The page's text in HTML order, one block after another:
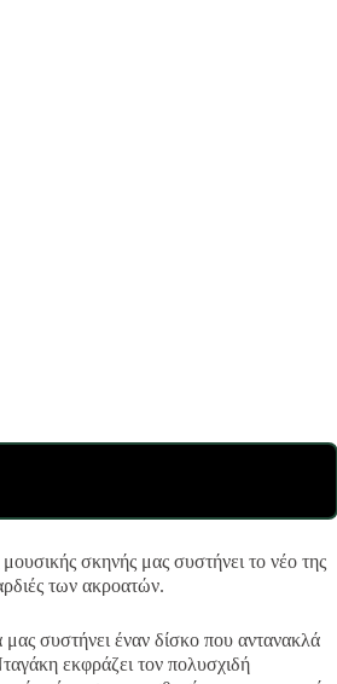
σκηνής μας συστήνει το νέο της
των ακροατών.
μας συστήνει έναν δίσκο που αντανακλά
εκφράζει τον πολυσχιδή